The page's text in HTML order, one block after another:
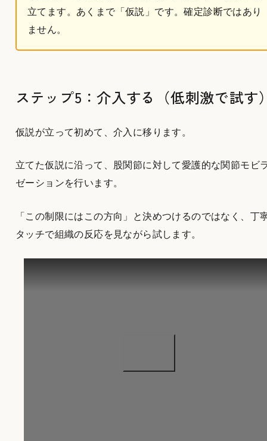
立てます。あくまで「仮説」です。確定診断ではあり
ません。
ステップ5：介入する（低刺激で試す
仮説が立って初めて、介入に移ります。
立てた仮説に沿って、股関節に対して愛護的な関節モビ
ゼーションを行います。
「この制限にはこの方向」と決めつけるのではなく、丁
タッチで組織の反応を見ながら試します。